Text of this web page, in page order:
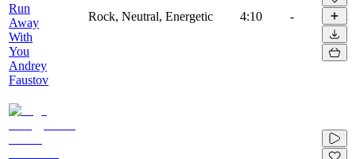
Run
Away
With
You
Andrey
Faustov
Rock, Neutral, Energetic 4:10 -